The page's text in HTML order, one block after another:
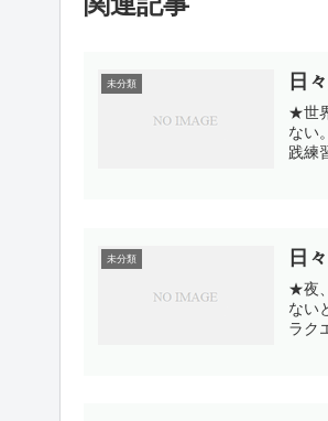
未分類 日
★世
ない
践練
未分類 日
★夜
ない
ラク